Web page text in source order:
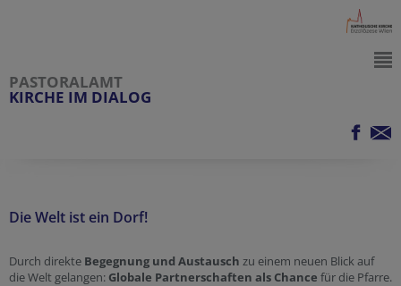
PASTORALAMT
KIRCHE IM DIALOG
Die Welt ist ein Dorf!
Durch direkte Begegnung und Austausch zu einem neuen Blick auf
die Welt gelangen: Globale Partnerschaften als Chance für die Pfarre.